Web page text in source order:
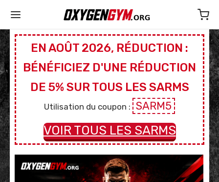
EN AOÛT 2026, RÉDUCTION :
BÉNÉFICIEZ D'UNE RÉDUCTION
DE 5% SUR TOUS LES SARMS
Utilisation du coupon : SARM5
VOIR TOUS LES SARMS